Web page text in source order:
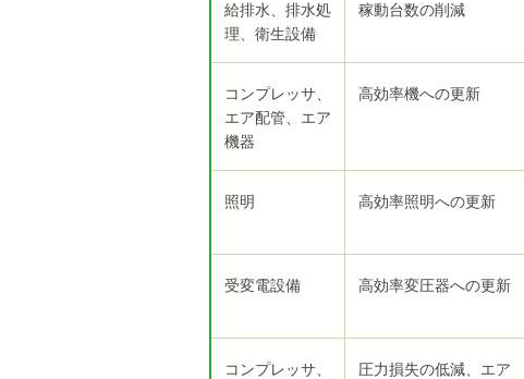
給排水、排水処
理、衛生設備
稼動台数の削減
コンプレッサ、
エア配管、エア
機器
高効率機への更新
照明 高効率照明への更新
受変電設備 高効率変圧器への更新
コンプレッサ、
圧力損失の低減、エア